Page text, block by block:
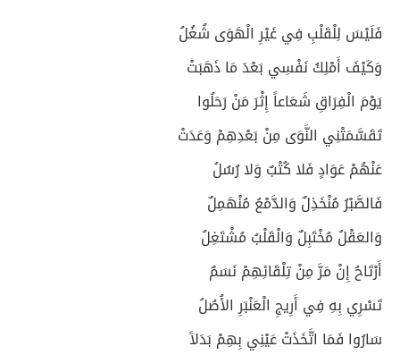
فَلَيْسَ لِلْقَلْبِ فِي غَيْرِ الْهَوَى شُغُلُ
وَكَيْفَ أَمْلِكُ نَفْسِي بَعْدَ مَا ذَهَبَتْ
يَوْمَ الْفِرَاقِ شَعَاعاً إِثْرَ مَنْ رَحَلُوا
تَقَسَّمَتْنِي النَّوَى مِنْ بَعْدِهِمْ وَعَدَتْ
عَنْهُمْ عَوَادٍ فَلا كُتْبٌ وَلا رُسُلُ
فَالصَّبْرُ مُنْخَذِلٌ وَالدَّمْعُ مُنْهَمِلٌ
وَالعَقْلُ مُخْتَبِلٌ وَالْقَلْبُ مُشْتَغِلُ
أَرْتَاحُ إِنْ مَرَّ مِنْ تِلْقَائِهِمْ نَسَمٌ
تَسْرِي بِهِ فِي أَرِيجِ الْعَنْبَرِ الأُصُلُ
سَارُوا فَمَا اتَّخَذَتْ عَيْنِي بِهِمْ بَدَلاً